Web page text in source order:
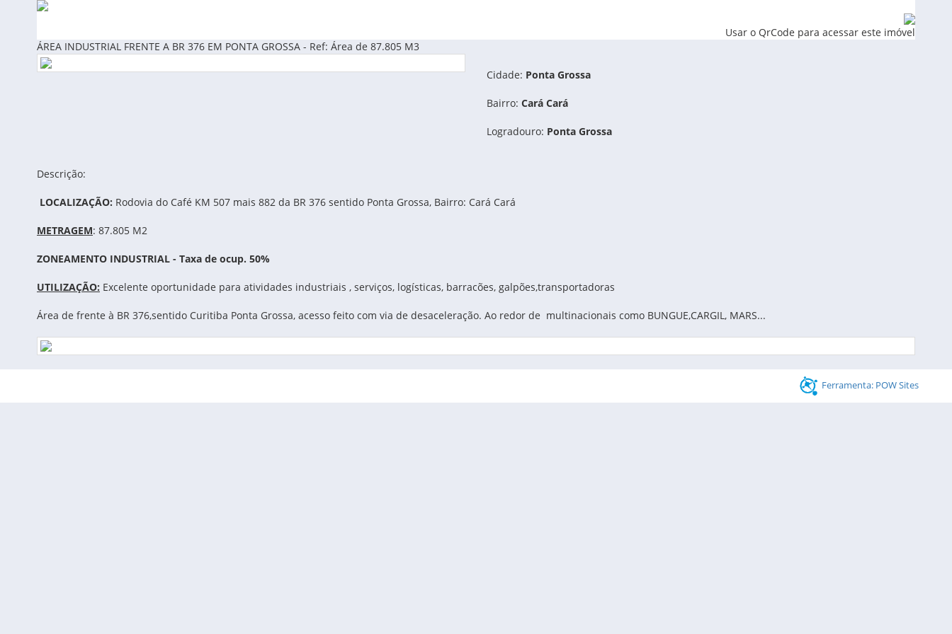
Usar o QrCode para acessar este imóvel
ÁREA INDUSTRIAL FRENTE A BR 376 EM PONTA GROSSA - Ref: Área de 87.805 M3
Cidade: Ponta Grossa
Bairro: Cará Cará
Logradouro: Ponta Grossa
Descrição:
LOCALIZAÇÃO: Rodovia do Café KM 507 mais 882 da BR 376 sentido Ponta Grossa, Bairro: Cará Cará
METRAGEM: 87.805 M2
ZONEAMENTO INDUSTRIAL - Taxa de ocup. 50%
UTILIZAÇÃO: Excelente oportunidade para atividades industriais , serviços, logísticas, barracões, galpões,transportadoras
Área de frente à BR 376,sentido Curitiba Ponta Grossa, acesso feito com via de desaceleração. Ao redor de multinacionais como BUNGUE,CARGIL, MARS...
Ferramenta: POW Sites